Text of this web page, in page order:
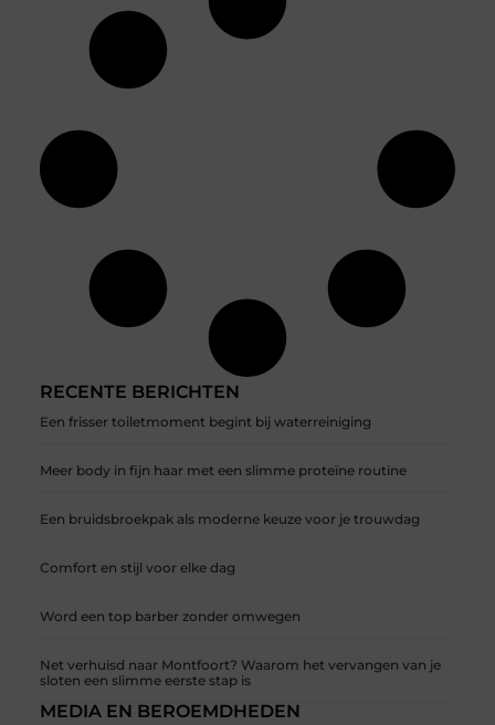
RECENTE BERICHTEN
Een frisser toiletmoment begint bij waterreiniging
Meer body in fijn haar met een slimme proteïne routine
Een bruidsbroekpak als moderne keuze voor je trouwdag
Comfort en stijl voor elke dag
Word een top barber zonder omwegen
Net verhuisd naar Montfoort? Waarom het vervangen van je
sloten een slimme eerste stap is
MEDIA EN BEROEMDHEDEN